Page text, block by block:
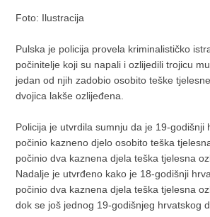
Foto: Ilustracija
Pulska je policija provela kriminalističko
počinitelje koji su napali i ozlijedili trojicu
jedan od njih zadobio osobito teške
dvojica lakše ozlijeđena.
Policija je utvrdila sumnju da je 19-godišnji
počinio kazneno djelo osobito teška
počinio dva kaznena djela teška tjelesna
Nadalje je utvrđeno kako je 18-godišnji
počinio dva kaznena djela teška tjelesna
dok se još jednog 19-godišnjeg hrvatskog